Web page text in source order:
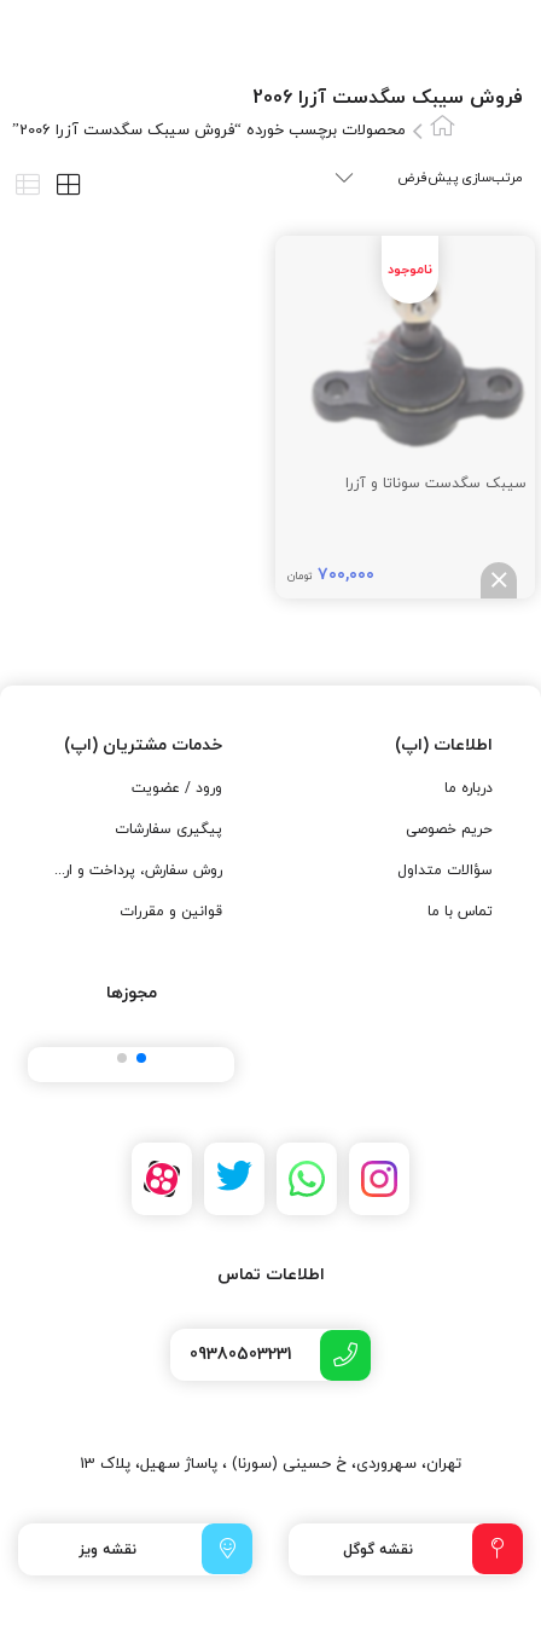
فروش سیبک سگدست آزرا 2006
محصولات برچسب خورده “فروش سیبک سگدست آزرا 2006”
سیبک سگدست سوناتا و آزرا
۷۰۰,۰۰۰ تومان
اطلاعات (اپ)
درباره ما
حریم خصوصی
سؤالات متداول
تماس با ما
خدمات مشتریان (اپ)
ورود / عضویت
پیگیری سفارشات
روش سفارش، پرداخت و ارسال
قوانین و مقررات
مجوزها
اطلاعات تماس
09380503231
تهران، سهروردی، خ حسینی (سورنا) ، پاساژ سهیل، پلاک 13
نقشه گوگل نقشه ویز